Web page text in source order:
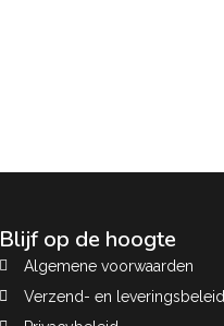
Blijf op de hoogte
Algemene voorwaarden
Verzend- en leveringsbeleid